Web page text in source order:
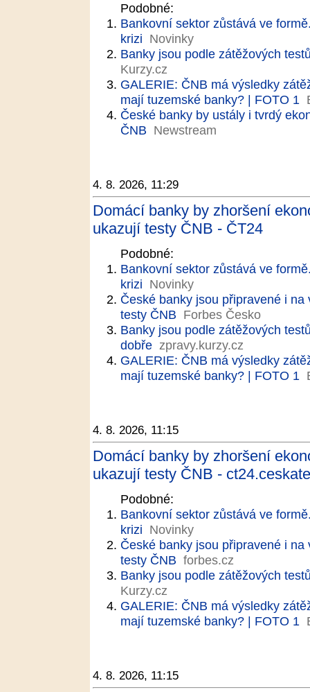
Podobné:
Bankovní sektor zůstává ve
krizi Novinky
Banky jsou podle zátěžových
Kurzy.cz
GALERIE: ČNB má výsledky
mají tuzemské banky? | FOTO 1
České banky by ustály i tvrdý
ČNB Newstream
4. 8. 2026, 11:29
Domácí banky by zhoršení
ukazují testy ČNB - ČT24
Podobné:
Bankovní sektor zůstává ve
krizi Novinky
České banky jsou připravené i
testy ČNB Forbes Česko
Banky jsou podle zátěžových
dobře zpravy.kurzy.cz
GALERIE: ČNB má výsledky
mají tuzemské banky? | FOTO 1
4. 8. 2026, 11:15
Domácí banky by zhoršení
ukazují testy ČNB -
Podobné:
Bankovní sektor zůstává ve
krizi Novinky
České banky jsou připravené i
testy ČNB forbes.cz
Banky jsou podle zátěžových
Kurzy.cz
GALERIE: ČNB má výsledky
mají tuzemské banky? | FOTO 1
4. 8. 2026, 11:15